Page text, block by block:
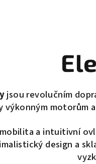
jsou revolučním
výkonným motorům
a intuitivní
design a